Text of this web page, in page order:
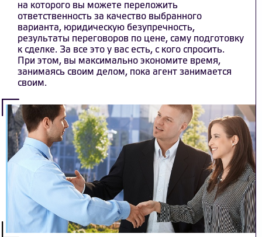
на которого вы можете переложить
ответственность за качество выбранного
варианта, юридическую безупречность,
результаты переговоров по цене, саму подготовку
к сделке. За все это у вас есть, с кого спросить.
При этом, вы максимально экономите время,
занимаясь своим делом, пока агент занимается
своим.